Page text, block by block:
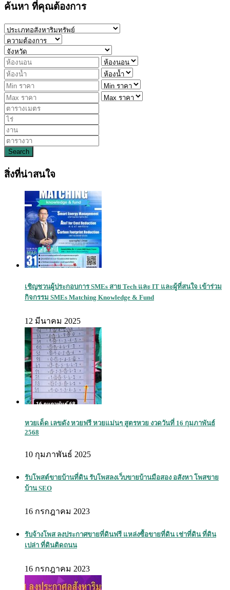
ค้นหา ที่คุณต้องการ
Search
สิ่งที่น่าสนใจ
เชิญชวนผู้ประกอบการ SMEs สาย Tech และ IT และผู้ที่สนใจ เข้าร่วม
กิจกรรม SMEs Matching Knowledge & Fund
12 มีนาคม 2025
หวยเด็ด เลขดัง หวยฟรี หวยแม่นๆ สูตรหวย งวดวันที่ 16 กุมภาพันธ์
2568
10 กุมภาพันธ์ 2025
รับโพสต์ขายบ้านที่ดิน รับโพสลงเว็บขายบ้านมือสอง อสังหา โพสขาย
บ้าน SEO
16 กรกฎาคม 2023
รับจ้างโพส ลงประกาศขายที่ดินฟรี แหล่งซื้อขายที่ดิน เช่าที่ดิน ที่ดิน
เปล่า ที่ดินติดถนน
16 กรกฎาคม 2023